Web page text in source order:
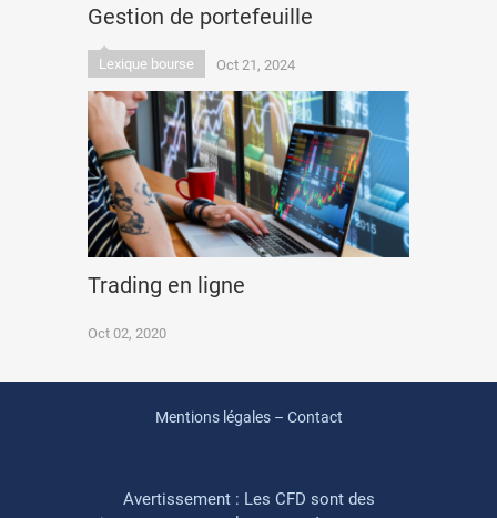
Gestion de portefeuille
Lexique bourse Oct 21, 2024
Trading en ligne
Oct 02, 2020
Mentions légales – Contact
Avertissement : Les CFD sont des